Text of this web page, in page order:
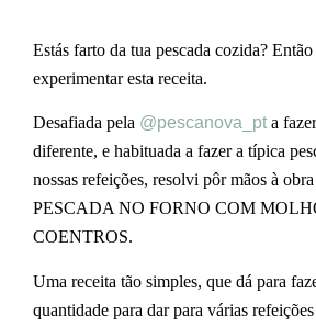
Estás farto da tua pescada cozida? Então
experimentar esta receita.
Desafiada pela @pescanova_pt a
diferente, e habituada a fazer a típica
nossas refeições, resolvi pôr mãos à
PESCADA NO FORNO COM
COENTROS.
Uma receita tão simples, que dá para
quantidade para dar para várias